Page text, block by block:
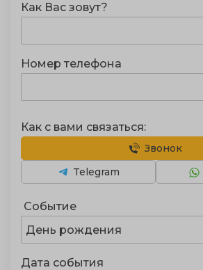
Как Вас зовут?
Номер телефона
Событие
День рождения
Дата события
Как с вами связаться:
Звонок
Telegram